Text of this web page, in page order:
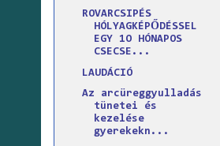
ROVARCSIPÉS
HÓLYAGKÉPŐDÉSSEL
EGY 1O HÓNAPOS
CSECSE...
LAUDÁCIÓ
Az arcüreggyulladás
tünetei és
kezelése
gyerekekn...